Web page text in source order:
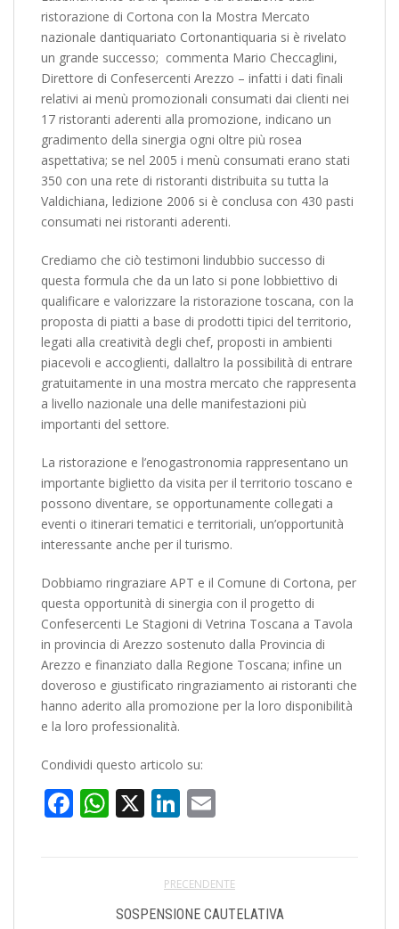
ristorazione di Cortona con la Mostra Mercato
nazionale dantiquariato Cortonantiquaria si è rivelato
un grande successo;  commenta Mario Checcaglini,
Direttore di Confesercenti Arezzo – infatti i dati finali
relativi ai menù promozionali consumati dai clienti nei
17 ristoranti aderenti alla promozione, indicano un
gradimento della sinergia ogni oltre più rosea
aspettativa; se nel 2005 i menù consumati erano stati
350 con una rete di ristoranti distribuita su tutta la
Valdichiana, ledizione 2006 si è conclusa con 430 pasti
consumati nei ristoranti aderenti.
Crediamo che ciò testimoni lindubbio successo di
questa formula che da un lato si pone lobbiettivo di
qualificare e valorizzare la ristorazione toscana, con la
proposta di piatti a base di prodotti tipici del territorio,
legati alla creatività degli chef, proposti in ambienti
piacevoli e accoglienti, dallaltro la possibilità di entrare
gratuitamente in una mostra mercato che rappresenta
a livello nazionale una delle manifestazioni più
importanti del settore.
La ristorazione e l’enogastronomia rappresentano un
importante biglietto da visita per il territorio toscano e
possono diventare, se opportunamente collegati a
eventi o itinerari tematici e territoriali, un’opportunità
interessante anche per il turismo.
Dobbiamo ringraziare APT e il Comune di Cortona, per
questa opportunità di sinergia con il progetto di
Confesercenti Le Stagioni di Vetrina Toscana a Tavola
in provincia di Arezzo sostenuto dalla Provincia di
Arezzo e finanziato dalla Regione Toscana; infine un
doveroso e giustificato ringraziamento ai ristoranti che
hanno aderito alla promozione per la loro disponibilità
e la loro professionalità.
Condividi questo articolo su:
Facebook
WhatsApp
X LinkedIn
PRECENDENTE
SOSPENSIONE CAUTELATIVA